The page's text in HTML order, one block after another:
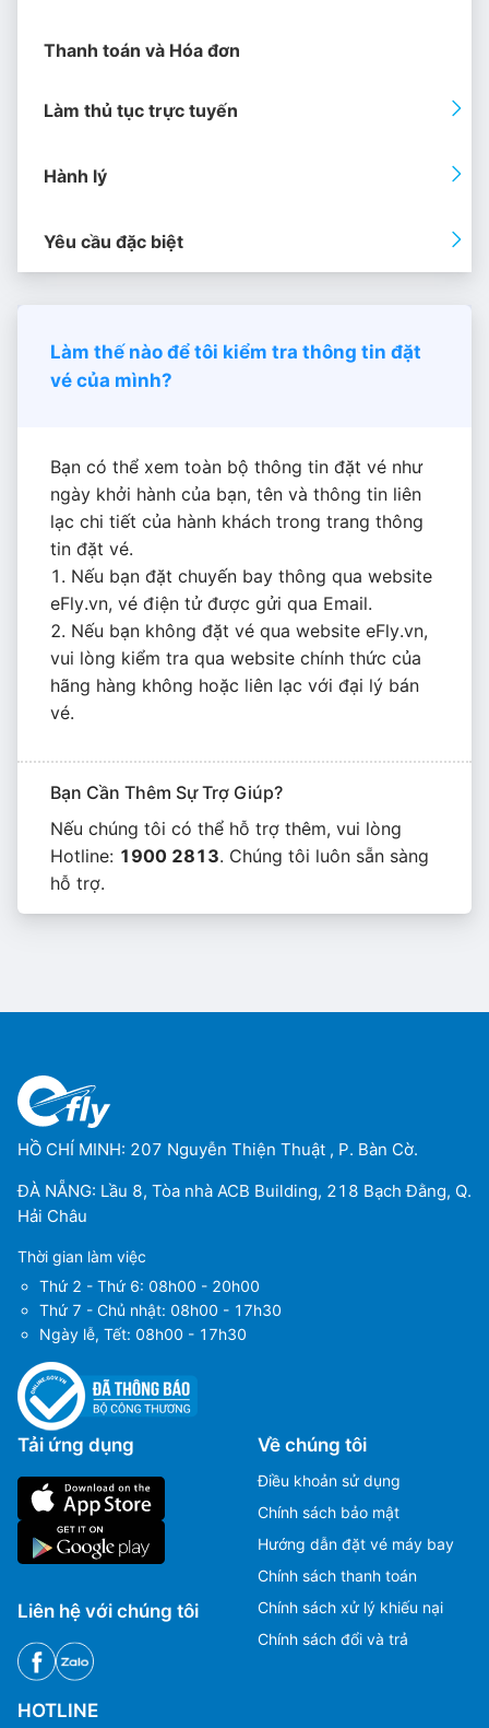
Thanh toán và Hóa đơn
Làm thủ tục trực tuyến
Hành lý
Yêu cầu đặc biệt
Làm thế nào để tôi kiểm tra thông tin đặt
vé của mình?
Bạn có thể xem toàn bộ thông tin đặt vé như
ngày khởi hành của bạn, tên và thông tin liên
lạc chi tiết của hành khách trong trang thông
tin đặt vé.
1. Nếu bạn đặt chuyến bay thông qua website
eFly.vn, vé điện tử được gửi qua Email.
2. Nếu bạn không đặt vé qua website eFly.vn,
vui lòng kiểm tra qua website chính thức của
hãng hàng không hoặc liên lạc với đại lý bán
vé.
Bạn Cần Thêm Sự Trợ Giúp?
Nếu chúng tôi có thể hỗ trợ thêm, vui lòng
Hotline: 1900 2813. Chúng tôi luôn sẵn sàng
hỗ trợ.
HỒ CHÍ MINH: 207 Nguyễn Thiện Thuật , P. Bàn Cờ.
ĐÀ NẴNG: Lầu 8, Tòa nhà ACB Building, 218 Bạch Đằng, Q.
Hải Châu
Thời gian làm việc
Thứ 2 - Thứ 6: 08h00 - 20h00
Thứ 7 - Chủ nhật: 08h00 - 17h30
Ngày lễ, Tết: 08h00 - 17h30
Tải ứng dụng
Liên hệ với chúng tôi
Về chúng tôi
Điều khoản sử dụng
Chính sách bảo mật
Hướng dẫn đặt vé máy bay
Chính sách thanh toán
Chính sách xử lý khiếu nại
Chính sách đổi và trả
HOTLINE